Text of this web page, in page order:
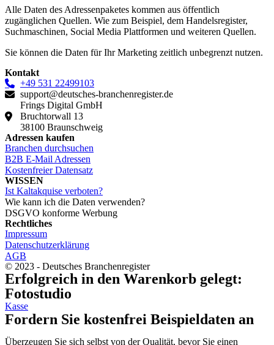
Alle Daten des Adressenpaketes kommen aus öffentlich
zugänglichen Quellen. Wie zum Beispiel, dem Handelsregister,
Suchmaschinen, Social Media Plattformen und weiteren Quellen.
Sie können die Daten für Ihr Marketing zeitlich unbegrenzt nutzen.
Kontakt
+49 531 22499103
support@deutsches-branchenregister.de
Frings Digital GmbH
Bruchtorwall 13
38100 Braunschweig
Adressen kaufen
Branchen durchsuchen
B2B E-Mail Adressen
Kostenfreier Datensatz
WISSEN
Ist Kaltakquise verboten?
Wie kann ich die Daten verwenden?
DSGVO konforme Werbung
Rechtliches
Impressum
Datenschutzerklärung
AGB
© 2023 - Deutsches Branchenregister
Erfolgreich in den Warenkorb gelegt:
Fotostudio
Kasse
Fordern Sie kostenfrei Beispieldaten an
Überzeugen Sie sich selbst von der Qualität, bevor Sie einen